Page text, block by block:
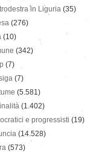
in Liguria (35)
(276)
(10)
(342)
(7)
(7)
(5.581)
(1.402)
e progressisti (19)
(14.528)
(573)